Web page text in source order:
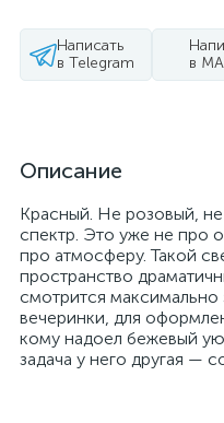
Написать
в Telegram
в
Описание
Красный. Не розовый,
спектр. Это уже не про
про атмосферу. Такой
пространство
смотрится максимально
вечеринки, для
кому надоел бежевый
задача у него другая —